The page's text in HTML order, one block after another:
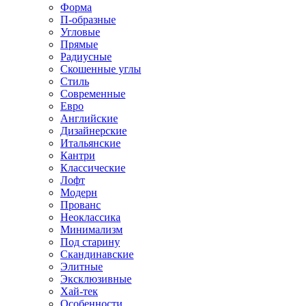
Форма
П-образные
Угловые
Прямые
Радиусные
Скошенные углы
Стиль
Современные
Евро
Английские
Дизайнерские
Итальянские
Кантри
Классические
Лофт
Модерн
Прованс
Неоклассика
Минимализм
Под старину
Скандинавские
Элитные
Эксклюзивные
Хай-тек
Особенности